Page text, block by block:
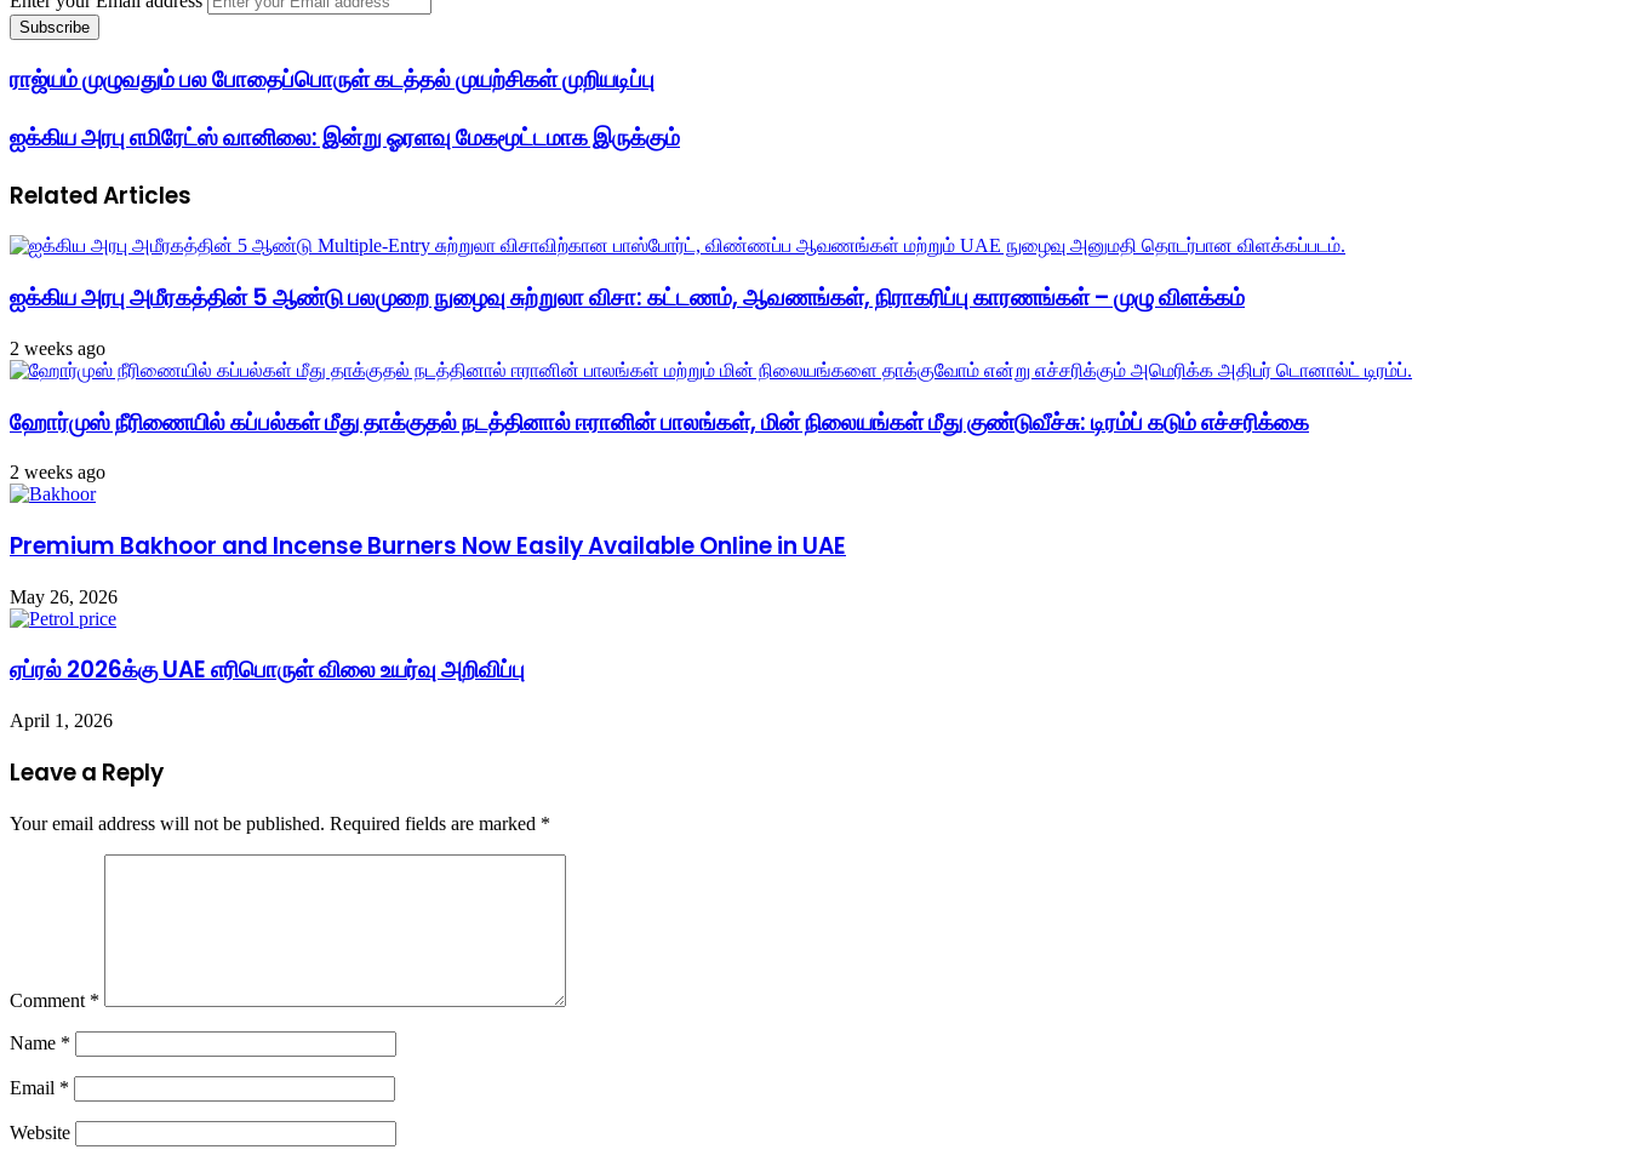
ராஜ்யம் முழுவதும் பல போதைப்பொருள் கடத்தல் முயற்சிகள் முறியடிப்பு
ஐக்கிய அரபு எமிரேட்ஸ் வானிலை: இன்று ஓரளவு மேகமூட்டமாக இருக்கும்
Related Articles
ஐக்கிய அரபு அமீரகத்தின் 5 ஆண்டு பலமுறை நுழைவு சுற்றுலா விசா: கட்டணம், ஆவணங்கள், நிராகரிப்பு காரணங்கள் – முழு விளக்கம்
2 weeks ago
ஹோர்முஸ் நீரிணையில் கப்பல்கள் மீது தாக்குதல் நடத்தினால் ஈரானின் பாலங்கள், மின் நிலையங்கள் மீது குண்டுவீச்சு: டிரம்ப் கடும் எச்சரிக்கை
2 weeks ago
Premium Bakhoor and Incense Burners Now Easily Available Online in UAE
May 26, 2026
ஏப்ரல் 2026க்கு UAE எரிபொருள் விலை உயர்வு அறிவிப்பு
April 1, 2026
Leave a Reply
Your email address will not be published. Required fields are marked *
Comment *
Name *
Email *
Website